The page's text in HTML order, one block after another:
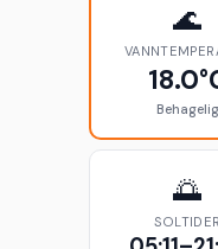
🌊
Behagelig
🌅
SOLTIDER